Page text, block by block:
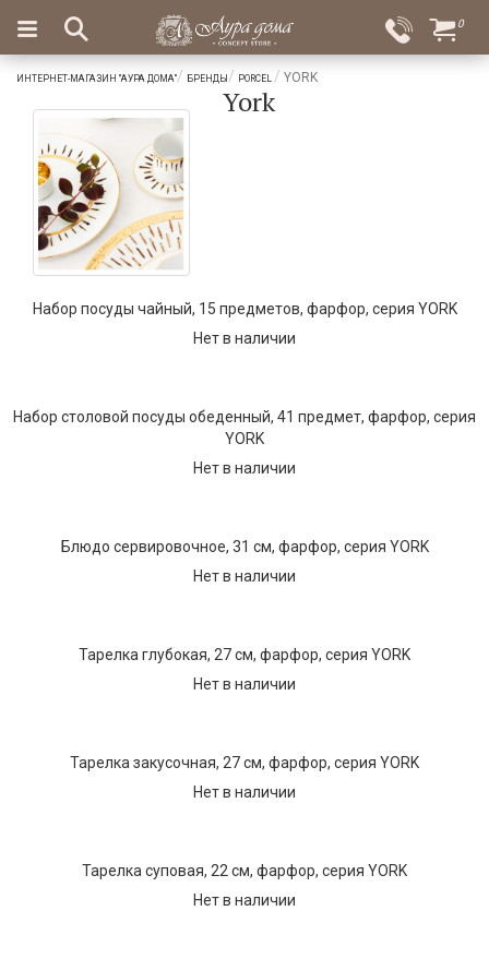
Вход
Избранное
×
Подарки
Ароматы
для
дома
Бар
хрусталь
Сервировка
Фарфор
Бренды
0
ИНТЕРНЕТ-МАГАЗИН "АУРА ДОМА" БРЕНДЫ PORCEL YORK
York
Набор посуды чайный, 15 предметов, фарфор, серия YORK
Нет в наличии
Набор столовой посуды обеденный, 41 предмет, фарфор, серия
YORK
Нет в наличии
Блюдо сервировочное, 31 см, фарфор, серия YORK
Нет в наличии
Тарелка глубокая, 27 см, фарфор, серия YORK
Нет в наличии
Тарелка закусочная, 27 см, фарфор, серия YORK
Нет в наличии
Тарелка суповая, 22 см, фарфор, серия YORK
Нет в наличии